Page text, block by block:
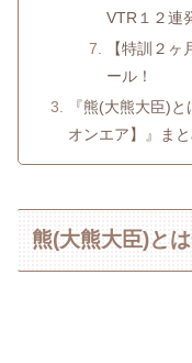
VTR１２連
【特訓２
ール！
『熊(大熊大臣)
オンエア】』ま
熊(大熊大臣)と